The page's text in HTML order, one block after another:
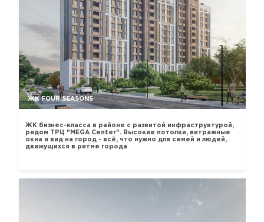
ЖК FOUR SEASONS
ЖК бизнес-класса в районе с развитой инфраструктурой,
рядом ТРЦ "MEGA Center". Высокие потолки, витражные
окна и вид на город - всё, что нужно для семей и людей,
движущихся в ритме города